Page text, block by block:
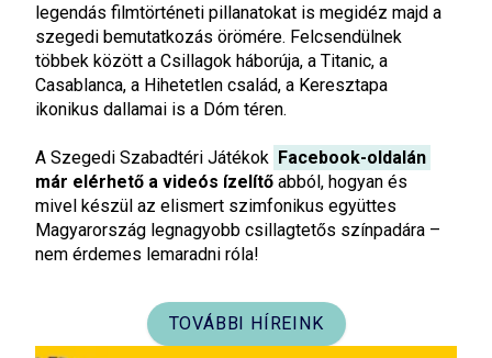
legendás filmtörténeti pillanatokat is megidéz majd a
szegedi bemutatkozás örömére. Felcsendülnek
többek között a Csillagok háborúja, a Titanic, a
Casablanca, a Hihetetlen család, a Keresztapa
ikonikus dallamai is a Dóm téren.
A Szegedi Szabadtéri Játékok Facebook-oldalán
már elérhető a videós ízelítő abból, hogyan és
mivel készül az elismert szimfonikus együttes
Magyarország legnagyobb csillagtetős színpadára –
nem érdemes lemaradni róla!
TOVÁBBI HÍREINK